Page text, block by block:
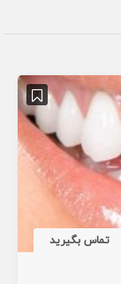
تماس بگیرید